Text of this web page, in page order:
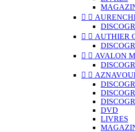
 
  AUTHIER
  AVALON
 
DVD
LIVRES